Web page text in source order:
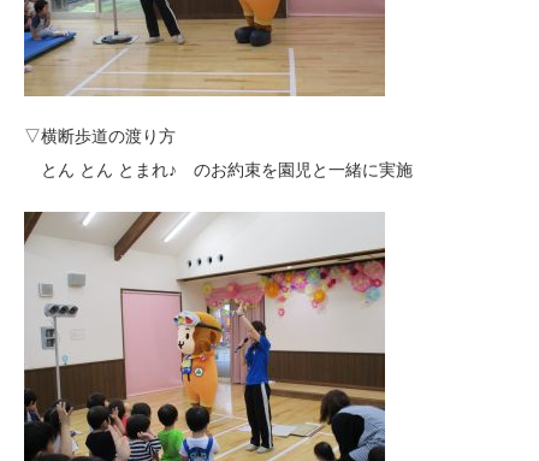
▽横断歩道の渡り方
とん とん とまれ♪ のお約束を園児と一緒に実施